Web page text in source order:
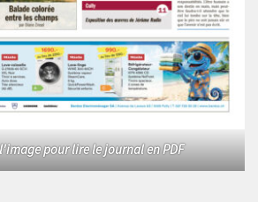
pour lire le journal en PDF